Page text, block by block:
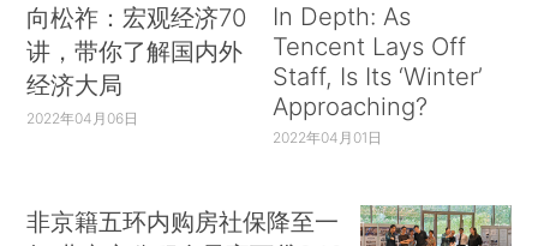
向松祚：宏观经济70
讲，带你了解国内外
经济大局
2022年04月06日
In Depth: As
Tencent Lays Off
Staff, Is Its ‘Winter’
Approaching?
2022年04月01日
非京籍五环内购房社保降至一